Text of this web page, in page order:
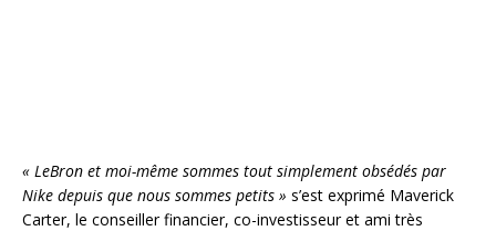
« LeBron et moi-même sommes tout simplement obsédés par
Nike depuis que nous sommes petits » s’est exprimé Maverick
Carter, le conseiller financier, co-investisseur et ami très